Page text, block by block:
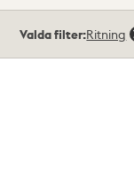
träffar
Valda filter:Ritning